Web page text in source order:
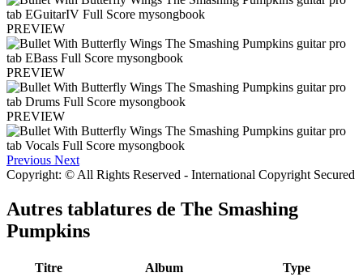
PREVIEW
PREVIEW
PREVIEW
Previous Next
Copyright: © All Rights Reserved - International Copyright Secured
Autres tablatures de The Smashing
Pumpkins
Titre Album
Type